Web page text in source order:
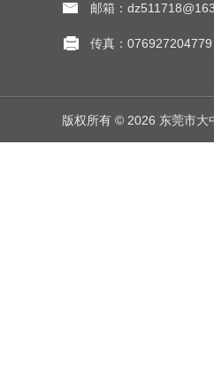
邮箱：
传真：076927204779
版权所有 © 2026 东莞市